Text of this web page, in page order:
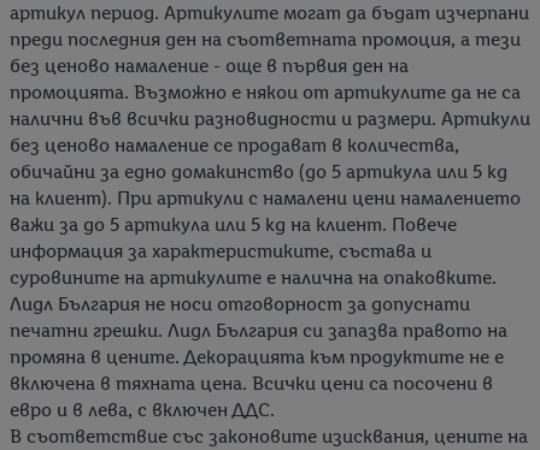
артикул период. Артикулите могат да бъдат изчерпани
преди последния ден на съответната промоция, а тези
без ценово намаление - още в първия ден на
промоцията. Възможно е някои от артикулите да не са
налични във всички разновидности и размери. Артикули
без ценово намаление се продават в количества,
обичайни за едно домакинство (до 5 артикула или 5 kg
на клиент). При артикули с намалени цени намалението
важи за до 5 артикула или 5 kg на клиент. Повече
информация за характеристиките, състава и
суровините на артикулите е налична на опаковките.
Лидл България не носи отговорност за допуснати
печатни грешки. Лидл България си запазва правото на
промяна в цените. Декорацията към продуктите не е
включена в тяхната цена. Всички цени са посочени в
евро и в лева, с включен ДДС.
В съответствие със законовите изисквания, цените на